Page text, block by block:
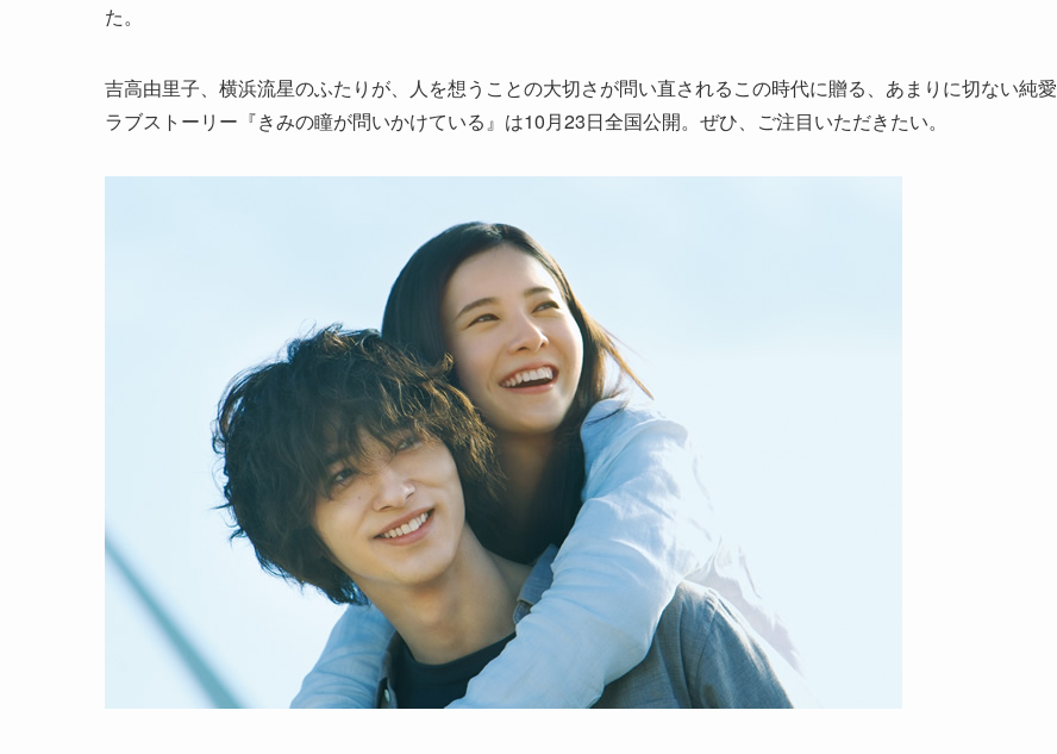
た。
吉高由里子、横浜流星のふたりが、人を想うことの大切さが問い直されるこの時代に贈る、あまりに切ない純愛
ラブストーリー『きみの瞳が問いかけている』は10月23日全国公開。ぜひ、ご注目いただきたい。